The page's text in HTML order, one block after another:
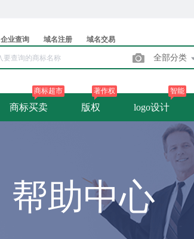
企业查询 域名注册 域名交易
全部分类
商标买卖
商标超市
版权
著作权
logo设计
智能
帮助中心